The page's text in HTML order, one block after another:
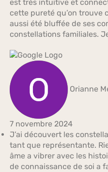
est très intuitive et
cette pureté qu’on trouve
aussi été bluffée de ses
constellations familiales.
Orianne
7 novembre 2024
J’ai découvert les
tant que représentante.
âme a vibrer avec les
de connaissance de soi a